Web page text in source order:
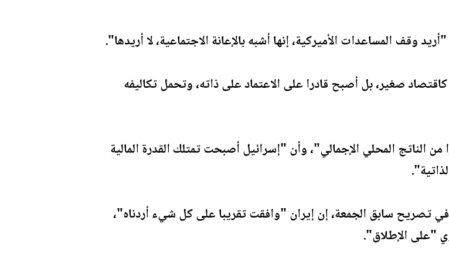
صغير، بل أصبح قادرا على الاعتماد على ذاته، وتحمل تكاليفه
الناتج المحلي الإجمالي"، وأن "إسرائيل أصبحت تمتلك القدرة المالية
تصريح سابق الجمعة، إن إيران "وافقت تقريبا على كل شيء أردناه"،
"على الإطلاق".